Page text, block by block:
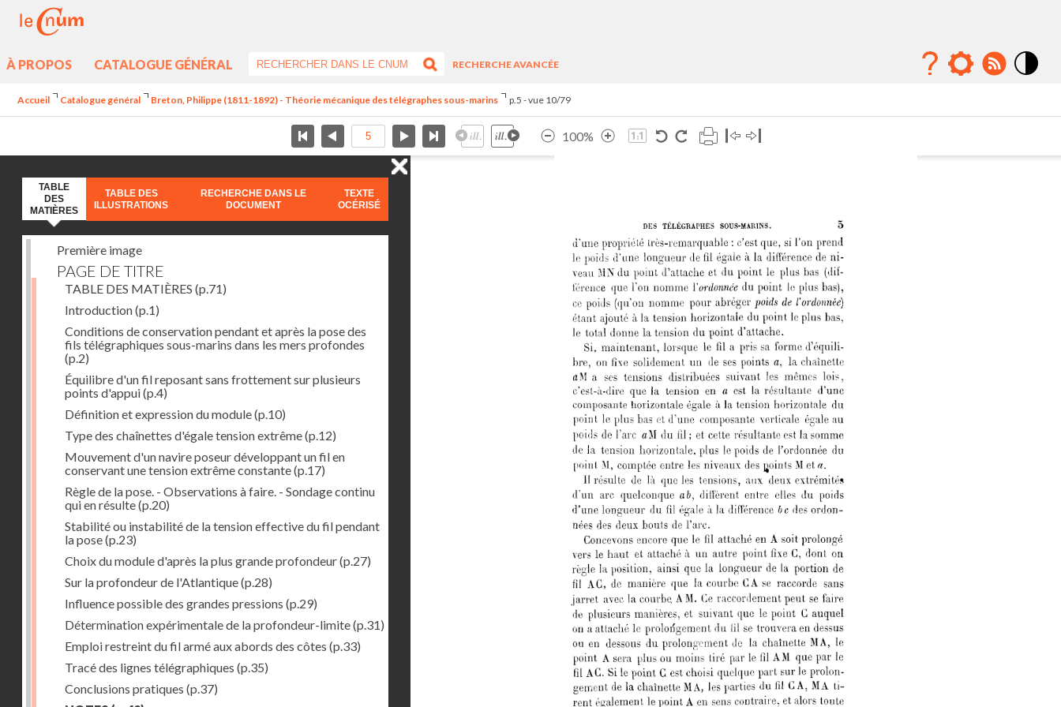
À PROPOS CATALOGUE GÉNÉRAL
RECHERCHE AVANCÉE
Accueil Catalogue général Breton, Philippe (1811-1892) - Théorie mécanique des télégraphes sous-marins p.5 - vue 10/79
100%
TABLE
DES
MATIÈRES
TABLE DES
ILLUSTRATIONS
RECHERCHE DANS LE
DOCUMENT
TEXTE
OCÉRISÉ
Première image
PAGE DE TITRE
TABLE DES MATIÈRES (p.71)
Introduction(p.1)
Conditions de conservation pendant et après la pose des
fils télégraphiques sous-marins dans les mers profondes
(p.2)
Équilibre d'un fil reposant sans frottement sur plusieurs
points d'appui(p.4)
Définition et expression du module(p.10)
Type des chaînettes d'égale tension extrême(p.12)
Mouvement d'un navire poseur développant un fil en
conservant une tension extrême constante(p.17)
Règle de la pose. - Observations à faire. - Sondage continu
qui en résulte(p.20)
Stabilité ou instabilité de la tension effective du fil pendant
la pose(p.23)
Choix du module d'après la plus grande profondeur(p.27)
Sur la profondeur de l'Atlantique(p.28)
Influence possible des grandes pressions (p.29)
Détermination expérimentale de la profondeur-limite(p.31)
Emploi restreint du fil armé aux abords des côtes (p.33)
Tracé des lignes télégraphiques (p.35)
Conclusions pratiques (p.37)